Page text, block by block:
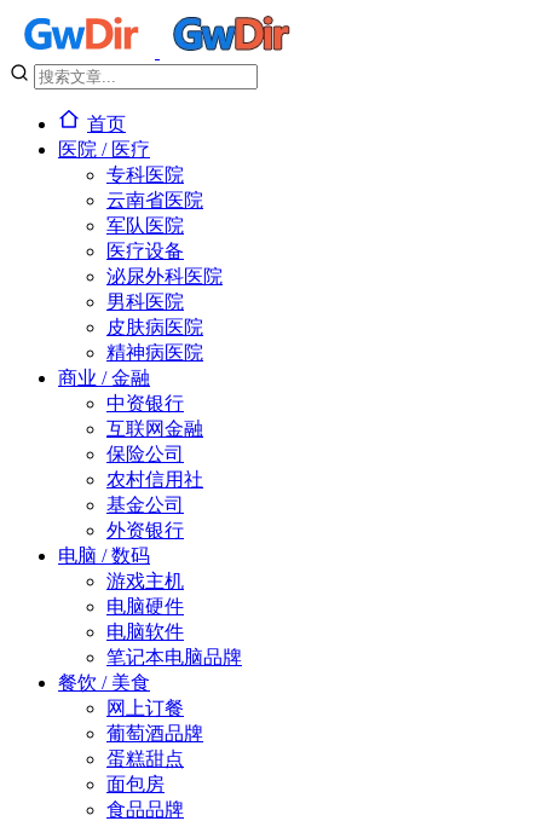
首页
医院 / 医疗
专科医院
云南省医院
军队医院
医疗设备
泌尿外科医院
男科医院
皮肤病医院
精神病医院
商业 / 金融
中资银行
互联网金融
保险公司
农村信用社
基金公司
外资银行
电脑 / 数码
游戏主机
电脑硬件
电脑软件
笔记本电脑品牌
餐饮 / 美食
网上订餐
葡萄酒品牌
蛋糕甜点
面包房
食品品牌